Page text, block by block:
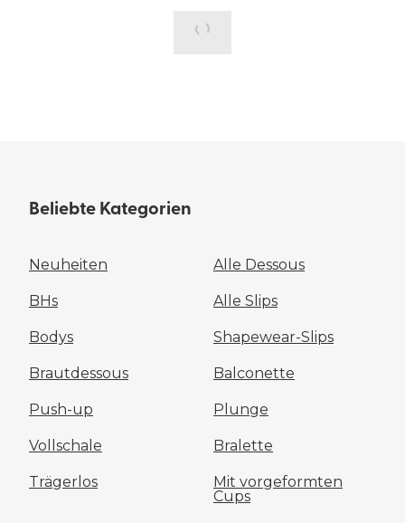
Beliebte Kategorien
Neuheiten Alle Dessous
BHs Alle Slips
Bodys Shapewear-Slips
Brautdessous Balconette
Push-up Plunge
Vollschale Bralette
Trägerlos
Mit vorgeformten
Cups